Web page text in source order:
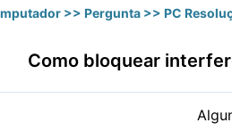
>> Pergunta >> PC
Como bloquear